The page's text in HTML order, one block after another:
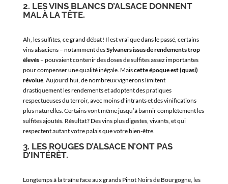
2. LES VINS BLANCS D’ALSACE DONNENT
MAL À LA TÊTE.
Ah, les sulfites, ce grand débat ! Il est vrai que dans le passé, certains
vins alsaciens – notamment desSylvaners issus de rendements trop
élevés– pouvaient contenir des doses de sulfites assez importantes
pour compenser une qualité inégale. Maiscette époque est (quasi)
révolue. Aujourd’hui, de nombreux vignerons limitent
drastiquement les rendements et adoptent des pratiques
respectueuses du terroir, avec moins d’intrants et des vinifications
plus naturelles. Certains vont même jusqu’à bannir complètement les
sulfites ajoutés. Résultat ? Des vins plus digestes, vivants, et qui
respectent autant votre palais que votre bien-être.
3. LES ROUGES D’ALSACE N’ONT PAS
D’INTÉRÊT.
Longtemps à la traîne face aux grands Pinot Noirs de Bourgogne, les